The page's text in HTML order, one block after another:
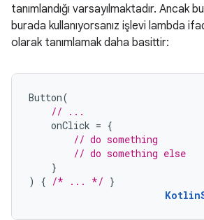
tanımlandığı varsayılmaktadır. Ancak
burada kullanıyorsanız işlevi lambda
olarak tanımlamak daha basittir:
Button(
// ...
onClick = {
// do something
// do something else
}
)
{ /* ... */ }